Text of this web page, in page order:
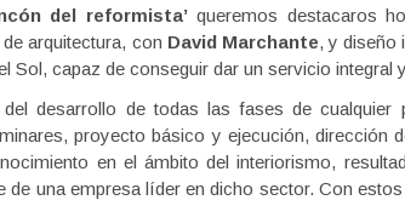
del reformista’ queremos destacaros
arquitectura, con David Marchante, y diseño
Sol, capaz de conseguir dar un servicio integral
desarrollo de todas las fases de cualquier
proyecto básico y ejecución, dirección
en el ámbito del interiorismo,
de una empresa líder en dicho sector. Con